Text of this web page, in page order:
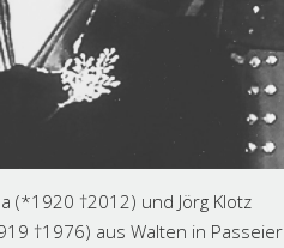
(*1920 †2012) und Jörg Klotz
†1976) aus Walten in Passeier